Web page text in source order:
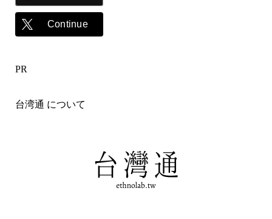
Continue
PR
台湾通 について